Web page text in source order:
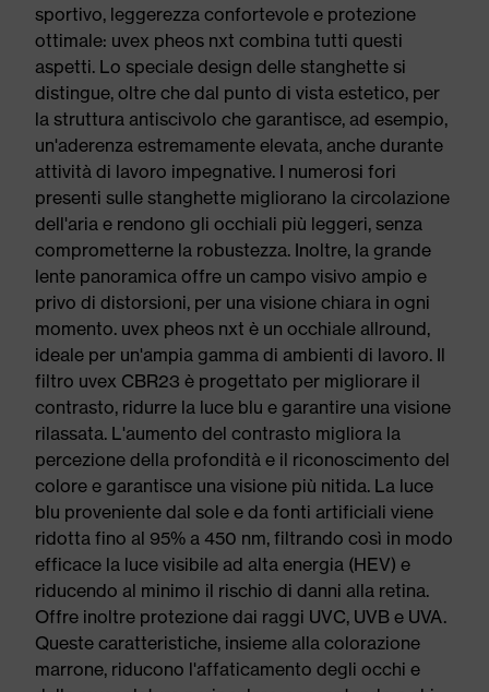
sportivo, leggerezza confortevole e protezione
ottimale: uvex pheos nxt combina tutti questi
aspetti. Lo speciale design delle stanghette si
distingue, oltre che dal punto di vista estetico, per
la struttura antiscivolo che garantisce, ad esempio,
un'aderenza estremamente elevata, anche durante
attività di lavoro impegnative. I numerosi fori
presenti sulle stanghette migliorano la circolazione
dell'aria e rendono gli occhiali più leggeri, senza
comprometterne la robustezza. Inoltre, la grande
lente panoramica offre un campo visivo ampio e
privo di distorsioni, per una visione chiara in ogni
momento. uvex pheos nxt è un occhiale allround,
ideale per un'ampia gamma di ambienti di lavoro. Il
filtro uvex CBR23 è progettato per migliorare il
contrasto, ridurre la luce blu e garantire una visione
rilassata. L'aumento del contrasto migliora la
percezione della profondità e il riconoscimento del
colore e garantisce una visione più nitida. La luce
blu proveniente dal sole e da fonti artificiali viene
ridotta fino al 95% a 450 nm, filtrando così in modo
efficace la luce visibile ad alta energia (HEV) e
riducendo al minimo il rischio di danni alla retina.
Offre inoltre protezione dai raggi UVC, UVB e UVA.
Queste caratteristiche, insieme alla colorazione
marrone, riducono l'affaticamento degli occhi e